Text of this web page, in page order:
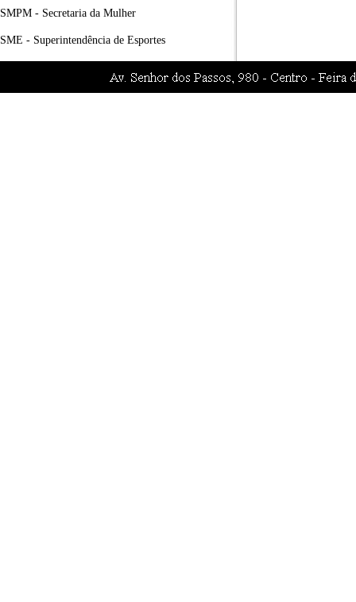
SMPM - Secretaria da Mulher
SME - Superintendência de Esportes